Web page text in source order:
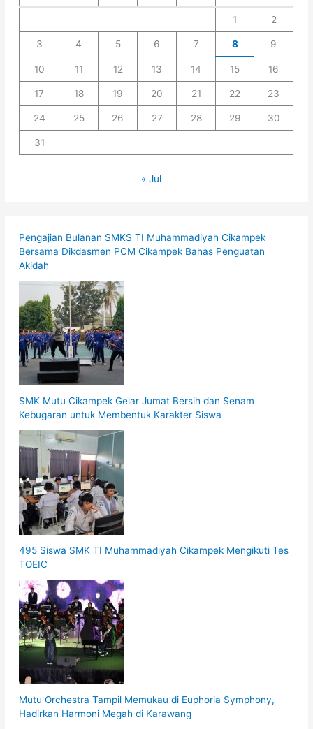
1 2
3 4 5 6 7 8 9
10 11 12 13 14 15 16
17 18 19 20 21 22 23
24 25 26 27 28 29 30
31
« Jul
Pengajian Bulanan SMKS TI Muhammadiyah Cikampek
Bersama Dikdasmen PCM Cikampek Bahas Penguatan
Akidah
SMK Mutu Cikampek Gelar Jumat Bersih dan Senam
Kebugaran untuk Membentuk Karakter Siswa
495 Siswa SMK TI Muhammadiyah Cikampek Mengikuti Tes
TOEIC
Mutu Orchestra Tampil Memukau di Euphoria Symphony,
Hadirkan Harmoni Megah di Karawang